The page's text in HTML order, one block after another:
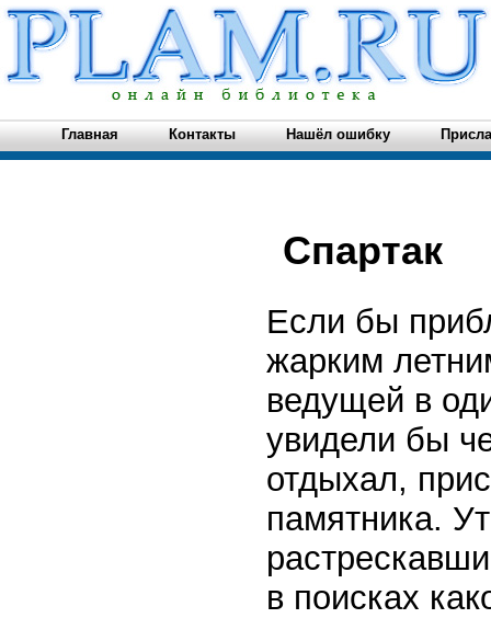
Главная Контакты Нашёл ошибку
Спартак
Если бы
жарким
ведущей в
увидели бы
отдыхал,
памятника.
в поисках